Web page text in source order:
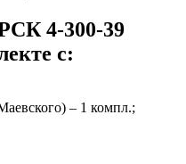
4-300-39
с:
– 1 компл.;